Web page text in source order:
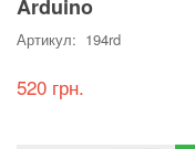
Arduino
Артикул: 194rd
520 грн.